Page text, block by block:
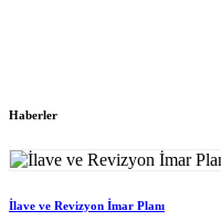
Haberler
İlave ve Revizyon İmar Planı